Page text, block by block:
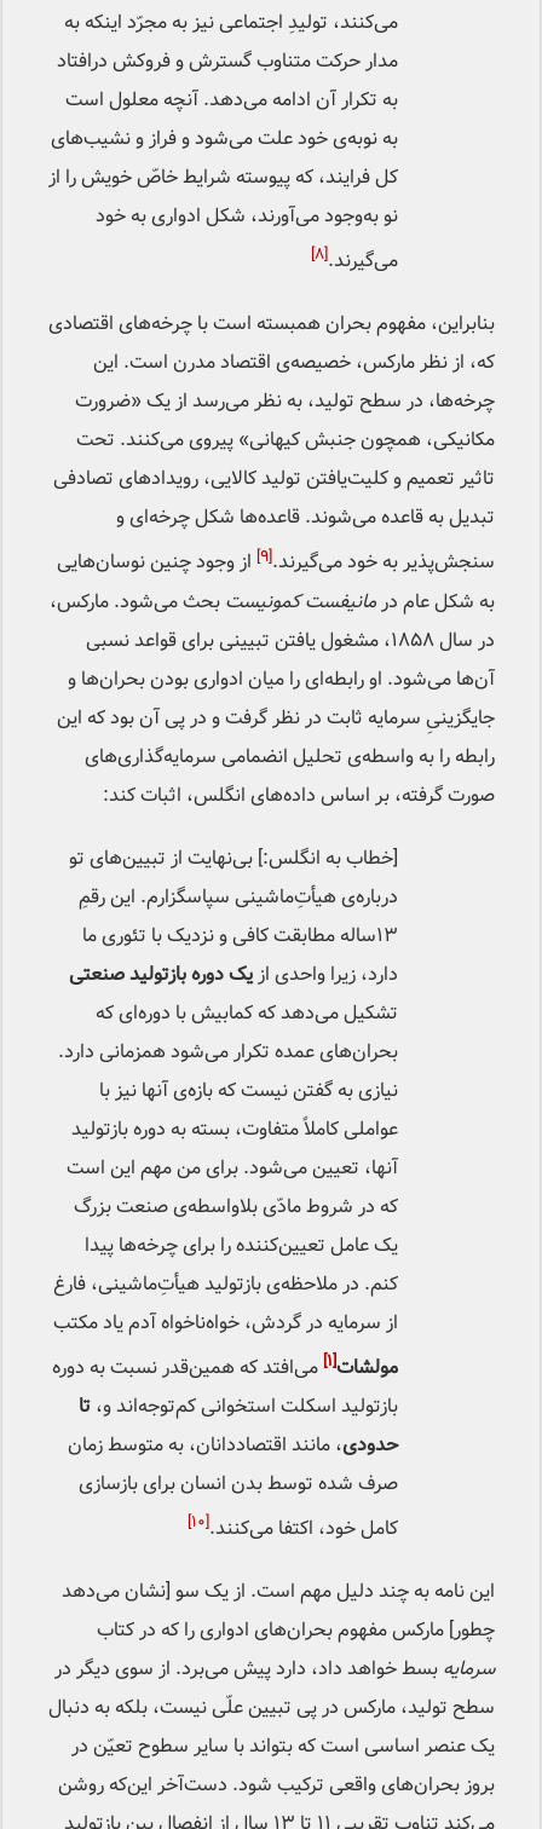
می‌کنند، تولیدِ اجتماعی نیز به مجرّد اینکه به
مدار حرکت متناوب گسترش و فروکش درافتاد
به تکرار آن ادامه ‌می‌دهد. آنچه معلول است
به نوبه‌ی خود علت می‌شود و فراز و نشیب‌های
کل فرایند، که پیوسته شرایط خاصّ خویش را از
نو به‌وجود می‌آورند، شکل ادواری به خود
می‌گیرند.[۸]
بنابراین، مفهوم بحران همبسته است با چرخه‌های اقتصادی
که، از نظر مارکس، خصیصه‌ی اقتصاد مدرن است. این
چرخه‌‌ها، در سطح تولید، به نظر می‌رسد از یک «ضرورت
مکانیکی، همچون جنبش کیهانی» پیروی می‌کنند. تحت
تاثیر تعمیم‌ و کلیت‌یافتن تولید کالایی، رویدادهای تصادفی
تبدیل به قاعده‌ می‌شوند. قاعده‌ها شکل چرخه‌ای و
سنجش‌پذیر به خود می‌گیرند.[۹]
از وجود چنین نوسان‌هایی
به شکل عام درمانیفست کمونیست بحث می‌شود. مارکس،
در سال ۱۸۵۸، مشغول یافتن تبیینی برای قواعد نسبی
آن‌ها می‌شود. او رابطه‌ای را میان ادواری ‌بودن بحران‌ها و
جایگزینیِ سرمایه ثابت در نظر گرفت و در پی آن بود که این
رابطه‌ را به واسطه‌ی تحلیل انضمامی سرمایه‌گذاری‌های
صورت گرفته، بر اساس داده‌های انگلس، اثبات کند:
[خطاب به انگلس:] بی‌نهایت از تبیین‌های تو
درباره‌ی هیأت‌ِماشینی سپاسگزارم. این رقمِ
۱۳ساله مطابقت کافی و نزدیک با تئوری ما
دارد، زیرا واحدی ازیکدوره بازتولید صنعتی
تشکیل می‌دهد که کمابیش با دوره‌ای که
بحران‌های عمده تکرار می‌شود همزمانی دارد.
نیازی به گفتن نیست که بازه‌ی آنها نیز با
عواملی کاملاً متفاوت، بسته به دوره بازتولید
آنها، تعیین می‌شود. برای من مهم این است
که در شروط مادّی بلاواسطه‌ی صنعت بزرگ
یک عامل تعیین‌کننده را برای چرخه‌ها پیدا
کنم. در ملاحظه‌ی بازتولید هیأتِ‌ماشینی، فارغ
از سرمایه در گردش، خواه‌ناخواه آدم یاد مکتب
مولشات‌[۱] می‌افتد که همین‌قدر نسبت به دوره
بازتولید اسکلت استخوانی کم‌توجه‌اند و،تا
حدودی، مانند اقتصاددانان، به متوسط زمان
صرف شده توسط بدن انسان برای بازسازی
کامل خود، اکتفا می‌کنند.[۱۰]
این نامه به چند دلیل مهم است. از یک سو [نشان می‌دهد
چطور] مارکس مفهوم بحران‌های ادواری را که در کتاب
سرمایه بسط خواهد داد، دارد پیش می‌برد. از سوی دیگر در
سطح تولید، مارکس در پی تبیین علّی نیست، بلکه به دنبال
یک عنصر اساسی است که بتواند با سایر سطوح تعیّن در
بروز بحران‌های واقعی ترکیب شود. دست‌آخر این‌که روشن